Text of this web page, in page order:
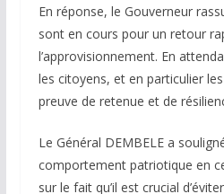
En réponse, le Gouverneur
sont en cours pour un retour
l’approvisionnement. En
les citoyens, et en particulier
preuve de retenue et de
Le Général DEMBELE a
comportement patriotique en
sur le fait qu’il est crucial